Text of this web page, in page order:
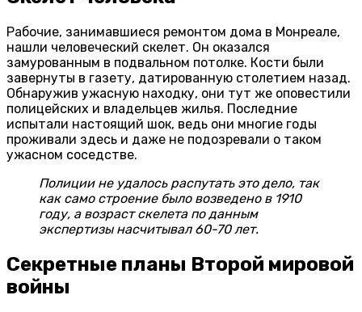
Рабочие, занимавшиеся ремонтом дома в Монреале,
нашли человеческий скелет. Он оказался
замурованным в подвальном потолке. Кости были
завернуты в газету, датированную столетием назад.
Обнаружив ужасную находку, они тут же оповестили
полицейских и владельцев жилья. Последние
испытали настоящий шок, ведь они многие годы
проживали здесь и даже не подозревали о таком
ужасном соседстве.
Полиции не удалось распутать это дело, так
как само строение было возведено в 1910
году, а возраст скелета по данным
экспертизы насчитывал 60-70 лет.
Секретные планы Второй мировой
войны